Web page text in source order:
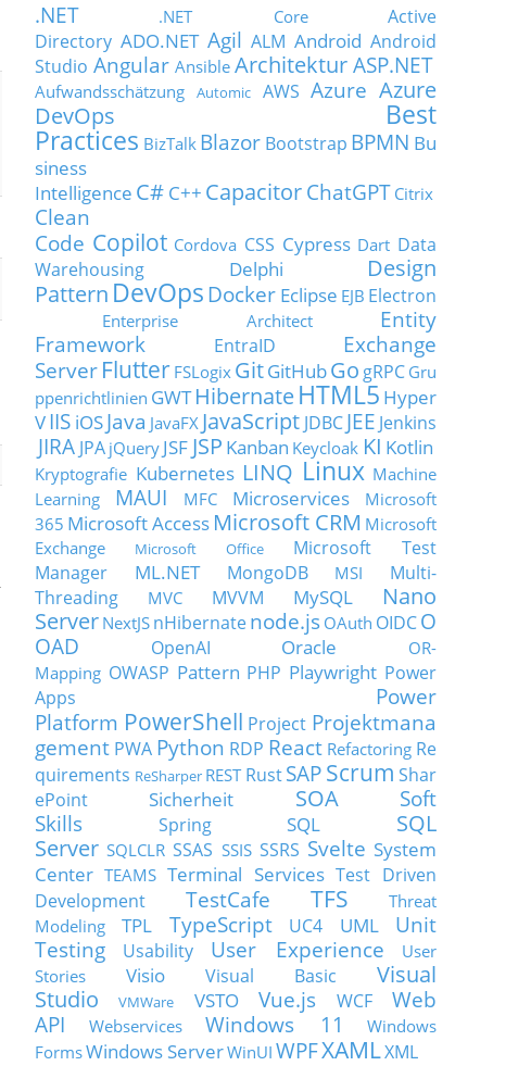
.NET .NET Core
Active
Directory ADO.NET Agil ALM Android Android
Studio Angular Ansible Architektur ASP.NET
Aufwandsschätzung Automic AWS Azure Azure
DevOps
Best
Practices BizTalk Blazor Bootstrap BPMN Bu
siness
Intelligence C# C++ Capacitor ChatGPT Citrix
Clean
Code Copilot Cordova CSS Cypress Dart Data
Warehousing
Delphi
Design
Pattern DevOps Docker Eclipse EJB Electron
Enterprise Architect
Entity
Framework
EntraID
Exchange
Server Flutter FSLogix GitGitHubGo gRPC Gru
ppenrichtlinien GWT HibernateHTML5 Hyper
VIIS iOSJava JavaFX JavaScript JDBC JEE Jenkins
JIRA JPA jQuery JSF JSP Kanban Keycloak KI Kotlin
Kryptografie Kubernetes LINQ Linux Machine
Learning
MAUI MFC Microservices
Microsoft
365 Microsoft Access Microsoft CRM Microsoft
Exchange
Microsoft Office
Microsoft Test
Manager
ML.NET MongoDB MSI
Multi-
Threading
MVC MVVM MySQL
Nano
Server NextJS nHibernatenode.js OAuth OIDCO
OAD
OpenAI Oracle
OR-
Mapping OWASP Pattern PHP Playwright Power
Apps
Power
Platform PowerShell Project Projektmana
gement PWA Python RDP React Refactoring Re
quirements ReSharper REST Rust SAP Scrum Shar
ePoint
Sicherheit SOA
Soft
Skills
Spring SQL
SQL
Server SQLCLR SSAS SSIS SSRS Svelte System
Center TEAMS Terminal Services Test Driven
Development
TestCafe TFS
Threat
Modeling
TPL TypeScript UC4 UML
Unit
Testing
Usability User Experience
User
Stories
Visio Visual Basic
Visual
Studio
VMWare VSTO Vue.js WCF
Web
API
Webservices Windows 11
Windows
FormsWindows ServerWinUI WPFXAMLXML